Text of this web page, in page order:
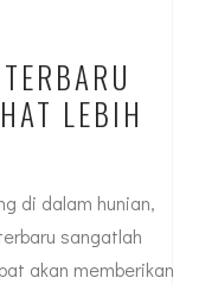
LEBIH
di dalam hunian,
sangatlah
akan memberikan